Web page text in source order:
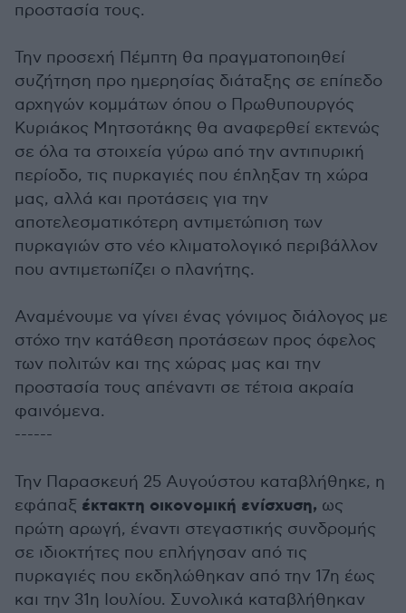
προστασία τους.
Την προσεχή Πέμπτη θα πραγματοποιηθεί
συζήτηση προ ημερησίας διάταξης σε επίπεδο
αρχηγών κομμάτων όπου ο Πρωθυπουργός
Κυριάκος Μητσοτάκης θα αναφερθεί εκτενώς
σε όλα τα στοιχεία γύρω από την αντιπυρική
περίοδο, τις πυρκαγιές που έπληξαν τη χώρα
μας, αλλά και προτάσεις για την
αποτελεσματικότερη αντιμετώπιση των
πυρκαγιών στο νέο κλιματολογικό περιβάλλον
που αντιμετωπίζει ο πλανήτης.
Αναμένουμε να γίνει ένας γόνιμος διάλογος με
στόχο την κατάθεση προτάσεων προς όφελος
των πολιτών και της χώρας μας και την
προστασία τους απέναντι σε τέτοια ακραία
φαινόμενα.
------
Την Παρασκευή 25 Αυγούστου καταβλήθηκε, η
εφάπαξ έκτακτη οικονομική ενίσχυση, ως
πρώτη αρωγή, έναντι στεγαστικής συνδρομής
σε ιδιοκτήτες που επλήγησαν από τις
πυρκαγιές που εκδηλώθηκαν από την 17η έως
και την 31η Ιουλίου. Συνολικά καταβλήθηκαν